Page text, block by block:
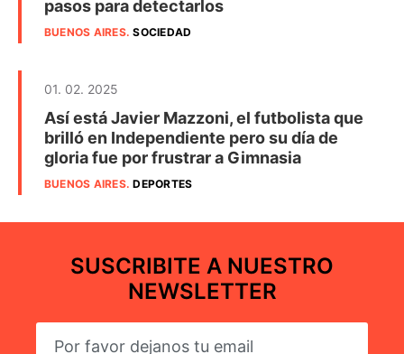
pasos para detectarlos
BUENOS AIRES.SOCIEDAD
01. 02. 2025
Así está Javier Mazzoni, el futbolista que
brilló en Independiente pero su día de
gloria fue por frustrar a Gimnasia
BUENOS AIRES.DEPORTES
SUSCRIBITE A NUESTRO
NEWSLETTER